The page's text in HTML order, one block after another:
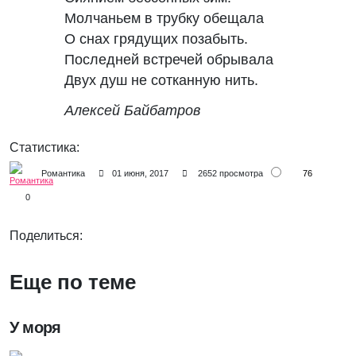
Молчаньем в трубку обещала
О снах грядущих позабыть.
Последней встречей обрывала
Двух душ не сотканную нить.
Алексей Байбатров
Статистика:
Романтика 01 июня, 2017 2652 просмотра 76
0
Поделиться:
Еще по теме
У моря